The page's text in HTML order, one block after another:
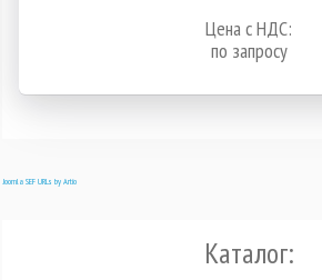
Цена с НДС:
по запросу
Joomla SEF URLs by Artio
Каталог: